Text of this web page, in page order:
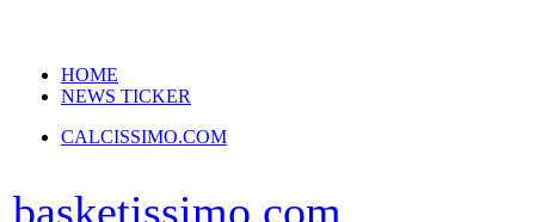
HOME
NEWS TICKER
CALCISSIMO.COM
basketissimo.com